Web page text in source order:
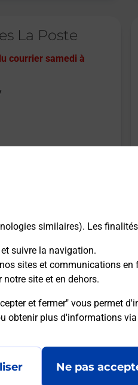
similaires). Les
suivre la navigation.
sites et communications
notre site et en dehors.
et fermer" vous permet
obtenir plus d'informations via
Ne pas
La Poste
courrier samedi à
La Poste
à 15h00
onglet